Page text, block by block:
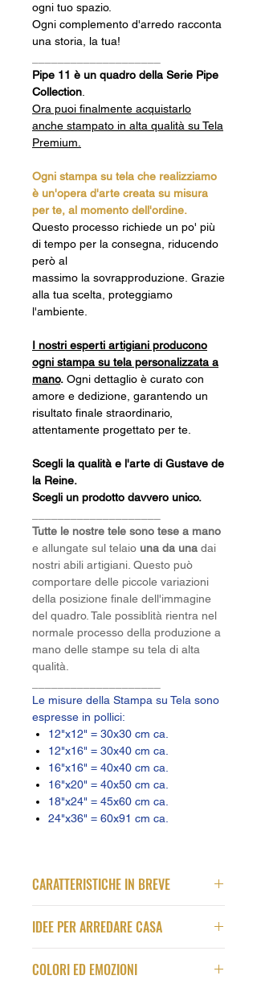
ogni tuo spazio.
Ogni complemento d'arredo racconta
una storia, la tua!
Pipe 11 è un quadro della Serie Pipe
Collection
Ora puoi finalmente acquistarlo
anche stampato in alta qualità su Tela
Premium.
Ogni stampa su tela che realizziamo
è un'opera d'arte creata su misura
per te, al momento dell'ordine.
Questo processo richiede un po' più
di tempo per la consegna, riducendo
però al
massimo la sovrapproduzione. Grazie
alla tua scelta, proteggiamo
l'ambiente.
I nostri esperti artigiani producono
ogni stampa su tela personalizzata a
mano. Ogni dettaglio è curato con
amore e dedizione, garantendo un
risultato finale straordinario,
attentamente progettato per te.
Scegli la qualità e l'arte di Gustave de
la Reine.
Scegli un prodotto davvero unico.
Tutte le nostre tele sono tese a mano
e allungate sul telaio una da una dai
nostri abili artigiani. Questo può
comportare delle piccole variazioni
della posizione finale dell'immagine
del quadro. Tale possiblità rientra nel
normale processo della produzione a
mano delle stampe su tela di alta
qualità.
Le misure della Stampa su Tela sono
espresse in pollici:
12"x12" = 30x30 cm ca.
12"x16" = 30x40 cm ca.
16"x16" = 40x40 cm ca.
16"x20" = 40x50 cm ca.
18"x24" = 45x60 cm ca.
24"x36" = 60x91 cm ca.
CARATTERISTICHE IN BREVE
Stampa su Tela Premium in alta
qualità
Intelaiatura della Tela fatta a mano
IDEE PER ARREDARE CASA
particolarissima è davvero unica.
Dal
COLORI ED EMOZIONI